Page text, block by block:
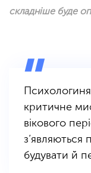
складніше буде
критичне
вікового
будувати й